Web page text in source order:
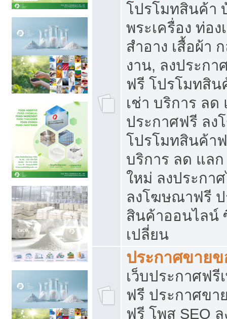
โปรโมทสินค้า
พระเครื่อง ท่อง
สำอาง เสื้อผ้า
งาน, ลงประก
ฟรี โปรโมทสิ
เช่า บริการ ลด
ประกาศฟรี ล
โปรโมทสินค้า
บริการ ลด แล
ใหม่ ลงประกา
ลงโฆษณาฟรี
สินค้าออนไลน์
เปลี่ยน
ประกาศขายข
เว็บประกาศฟรี
ฟรี ประกาศขา
ฟรี โพส SEO